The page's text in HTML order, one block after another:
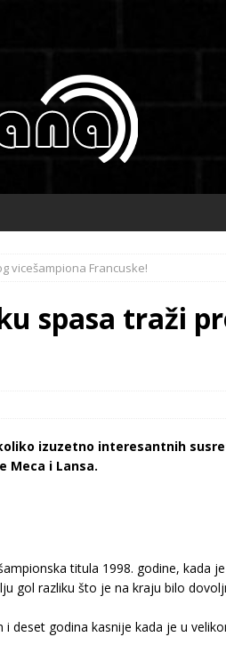
vicešampiona Francuske!
spasa traži
izuzetno interesantnih
Meca i Lansa.
titula 1998. godine, kada
gol razliku što je na kraju bilo
godina kasnije kada je u